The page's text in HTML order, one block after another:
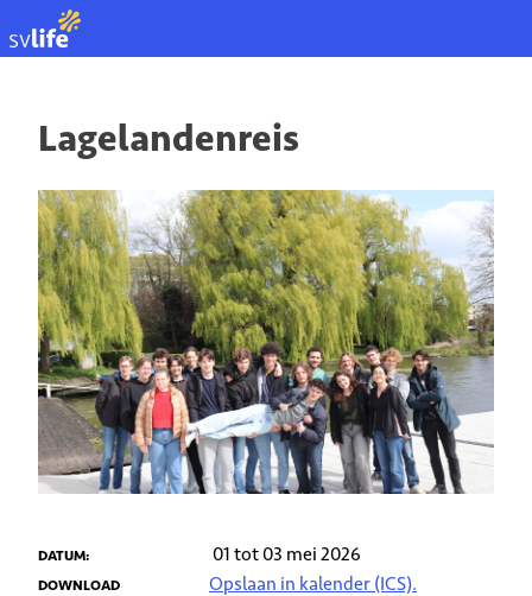
Lagelandenreis
DATUM: 01 tot 03 mei 2026
DOWNLOAD Opslaan in kalender (ICS).